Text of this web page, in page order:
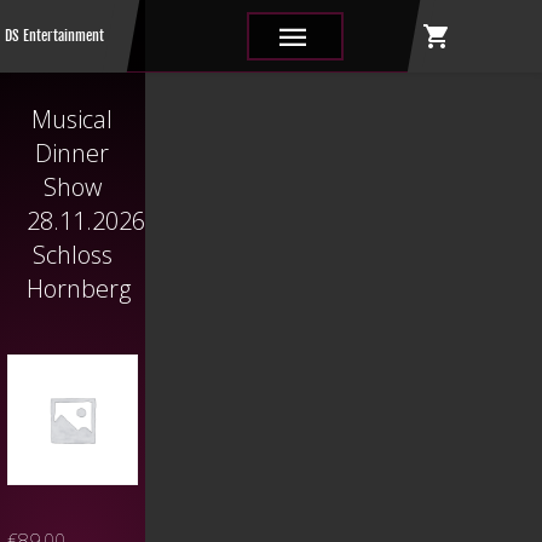
DS Entertainment ||| shopping_cart
Musical
Dinner
Show
28.11.2026
Schloss
Hornberg